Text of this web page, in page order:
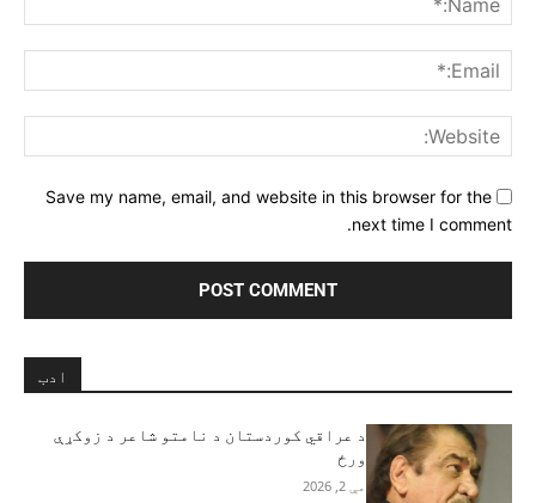
Save my name, email, and website in this browser for the
next time I comment.
ادب
د عراقي کوردستان د نامتو شاعر د زوکړې
ورځ
مې 2, 2026